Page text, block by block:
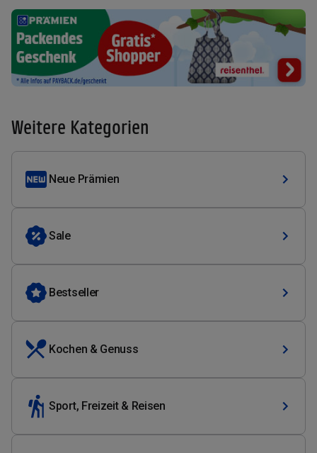
Weitere Kategorien
Neue Prämien
Sale
Bestseller
Kochen & Genuss
Sport, Freizeit & Reisen